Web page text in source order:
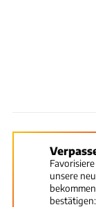
unsere
bestätigen: